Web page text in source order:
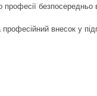
безпосередньо
внесок у